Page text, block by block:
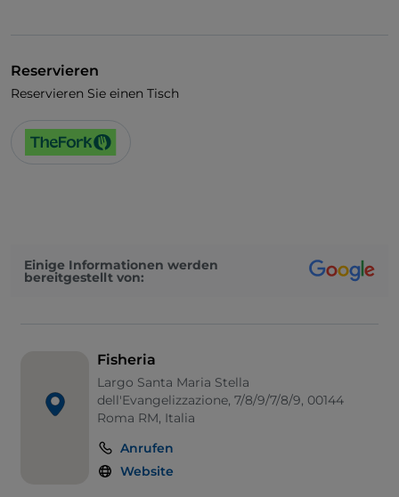
Reservieren
Reservieren Sie einen Tisch
Einige Informationen werden
bereitgestellt von:
Fisheria
Largo Santa Maria Stella
dell'Evangelizzazione, 7/8/9/7/8/9, 00144
Roma RM, Italia
Anrufen
Website